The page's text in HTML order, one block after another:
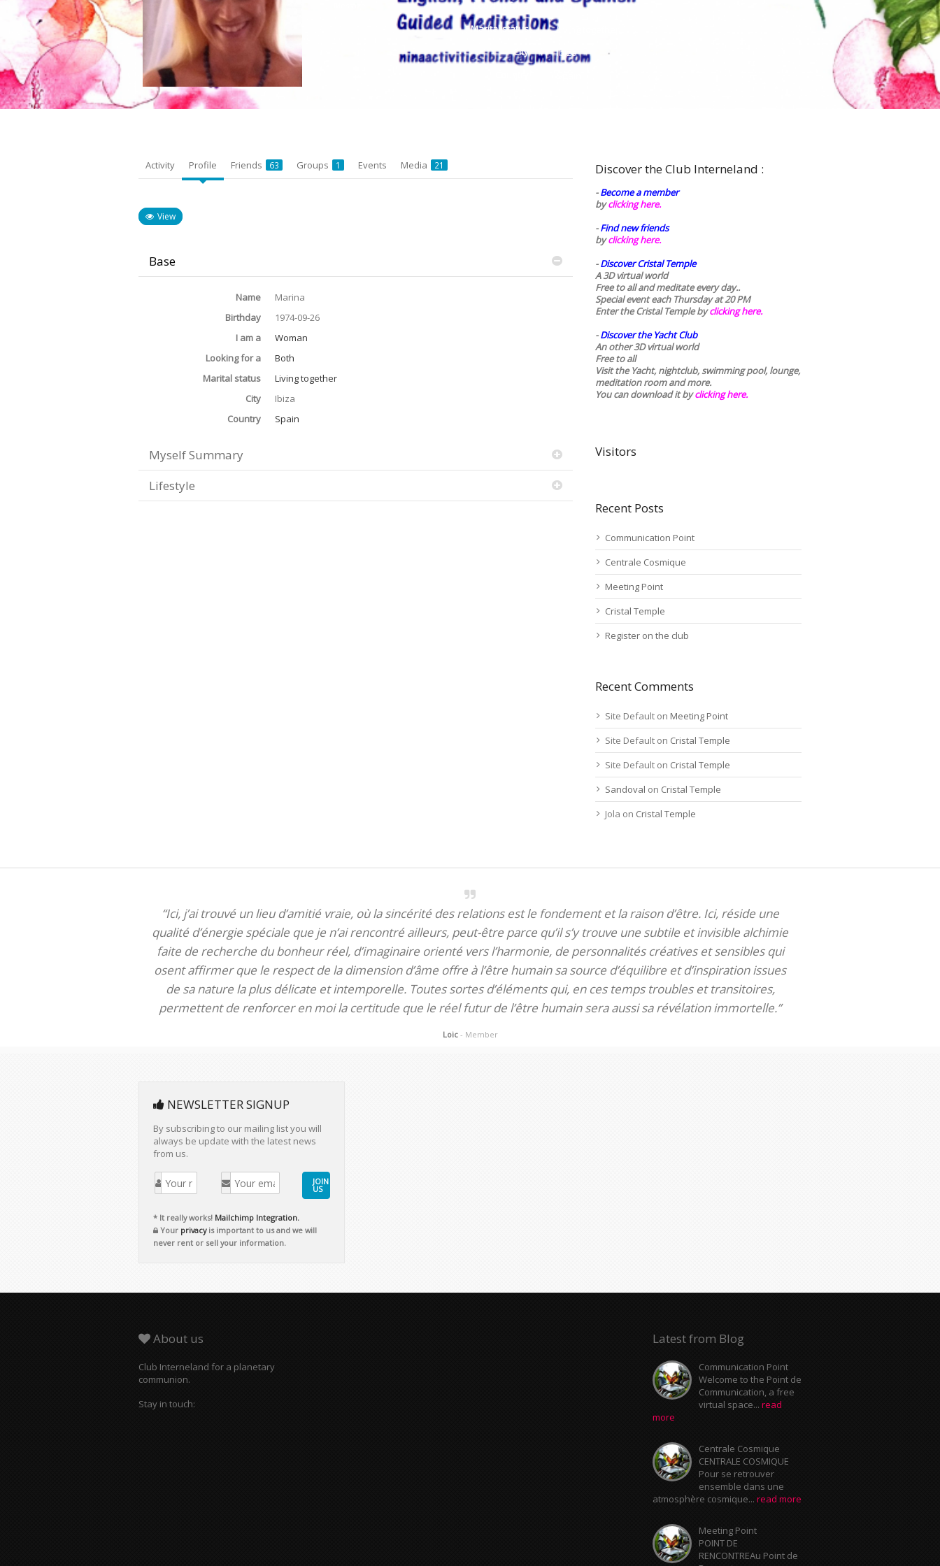
Looking for a
Both
Marital status
Living together
City
Ibiza
Activity Profile Friends 63 Groups 1 Events Media 21
View
Base
Name
Marina
Birthday
1974-09-26
I am a
Woman
Looking for a
Both
Marital status
Living together
City
Ibiza
Country
Spain
Myself Summary
Lifestyle
Discover the Club Interneland :
-Become a member
byclicking here.
-Find new friends
byclicking here.
-Discover Cristal Temple
A 3D virtual world
Free to all and meditate every day..
Special event each Thursday at 20 PM
Enter the Cristal Temple byclicking here.
-Discover the Yacht Club
An other 3D virtual world
Free to all
Visit the Yacht, nightclub, swimming pool, lounge,
meditation room and more.
You can download it byclicking here.
Visitors
Recent Posts
Communication Point
Centrale Cosmique
Meeting Point
Cristal Temple
Register on the club
Recent Comments
Site Default on Meeting Point
Site Default on Cristal Temple
Site Default on Cristal Temple
Sandoval on Cristal Temple
Jola on Cristal Temple
“Ici, j’ai trouvé un lieu d’amitié vraie, où la sincérité des relations est le fondement et la raison d’être. Ici, réside une
qualité d’énergie spéciale que je n’ai rencontré ailleurs, peut-être parce qu’il s’y trouve une subtile et invisible alchimie
faite de recherche du bonheur réel, d’imaginaire orienté vers l’harmonie, de personnalités créatives et sensibles qui
osent affirmer que le respect de la dimension d’âme offre à l’être humain sa source d’équilibre et d’inspiration issues
de sa nature la plus délicate et intemporelle. Toutes sortes d’éléments qui, en ces temps troubles et transitoires,
permettent de renforcer en moi la certitude que le réel futur de l’être humain sera aussi sa révélation immortelle.”
Loic - Member
NEWSLETTER SIGNUP
By subscribing to our mailing list you will
always be update with the latest news
from us.
JOIN
US
* It really works! Mailchimp Integration.
Your privacyis important to us and we will
never rent or sell your information.
About us
Club Interneland for a planetary
communion.
Stay in touch:
Latest from Blog
Communication Point
Welcome to the Point de
Communication, a free
virtual space... read
more
Centrale Cosmique
CENTRALE COSMIQUE
Pour se retrouver
ensemble dans une
atmosphère cosmique... read more
Meeting Point
POINT DE
RENCONTREAu Point de